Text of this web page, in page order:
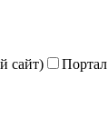
cайт)
Портал